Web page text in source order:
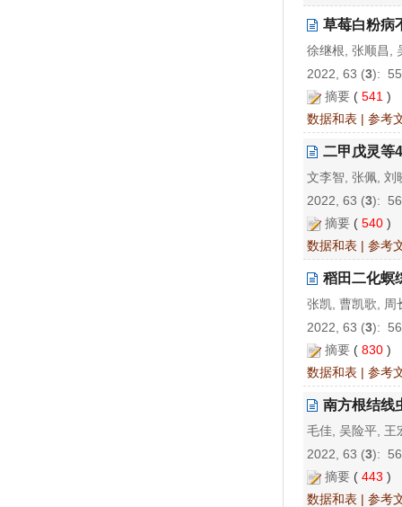
草莓白粉病
徐继根, 张顺昌,
2022, 63 (3):
摘要 ( 541 )
数据和表 | 参考
二甲戊灵等
文李智, 张佩, 刘
2022, 63 (3):
摘要 ( 540 )
数据和表 | 参考
稻田二化螟
张凯, 曹凯歌, 周
2022, 63 (3):
摘要 ( 830 )
数据和表 | 参考
南方根结线
毛佳, 吴险平, 王
2022, 63 (3):
摘要 ( 443 )
数据和表 | 参考